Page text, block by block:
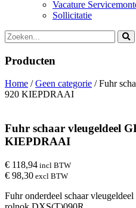
Vacature
Sollicitatie
Producten
Home /Geen categorie / Fuhr
920 KIEPDRAAI
Fuhr schaar vleugeldeel
KIEPDRAAI
€ 118,94 incl BTW
€ 98,30 excl BTW
Fuhr onderdeel schaar